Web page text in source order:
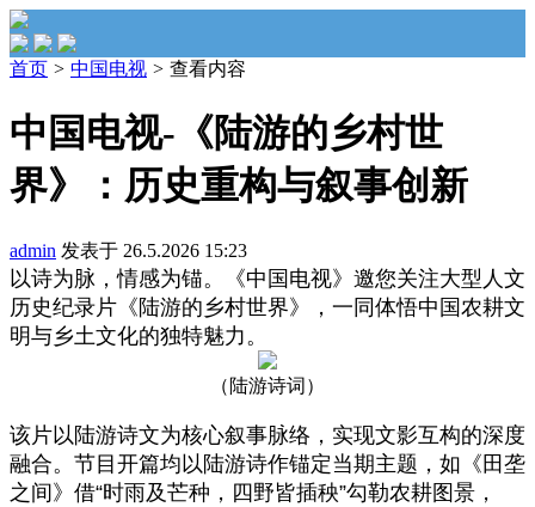
首页 > 中国电视 > 查看内容
中国电视-《陆游的乡村世
界》：历史重构与叙事创新
admin 发表于 26.5.2026 15:23
以诗为脉，情感为锚。《中国电视》邀您关注大型人文
历史纪录片《陆游的乡村世界》，一同体悟中国农耕文
明与乡土文化的独特魅力。
（陆游诗词）
该片以陆游诗文为核心叙事脉络，实现文影互构的深度
融合。节目开篇均以陆游诗作锚定当期主题，如《田垄
之间》借“时雨及芒种，四野皆插秧”勾勒农耕图景，